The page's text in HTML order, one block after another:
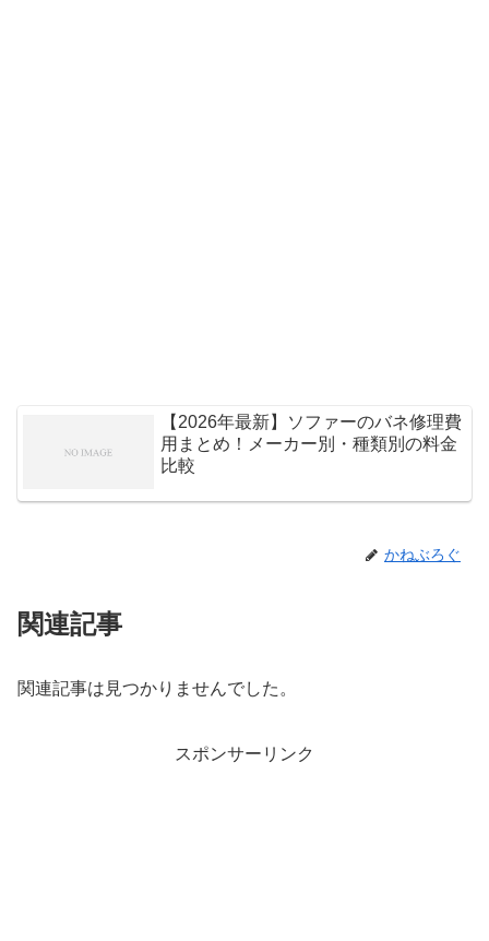
【2026年最新】ソファーのバネ修理費
用まとめ！メーカー別・種類別の料金
比較
かねぶろぐ
関連記事
関連記事は見つかりませんでした。
スポンサーリンク